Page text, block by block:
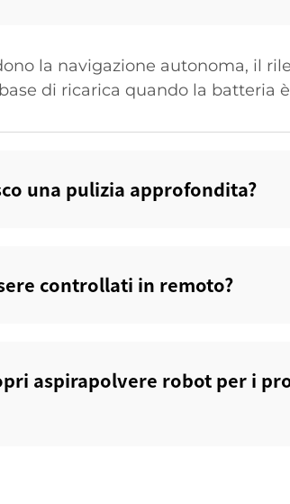
la navigazione autonoma, il
di ricarica quando la batteria è
una pulizia approfondita?‌
controllati in remoto?‌
aspirapolvere robot per i